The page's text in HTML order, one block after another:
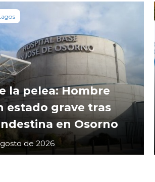
la pelea: Hombre
estado grave tras
en Osorno
de 2026